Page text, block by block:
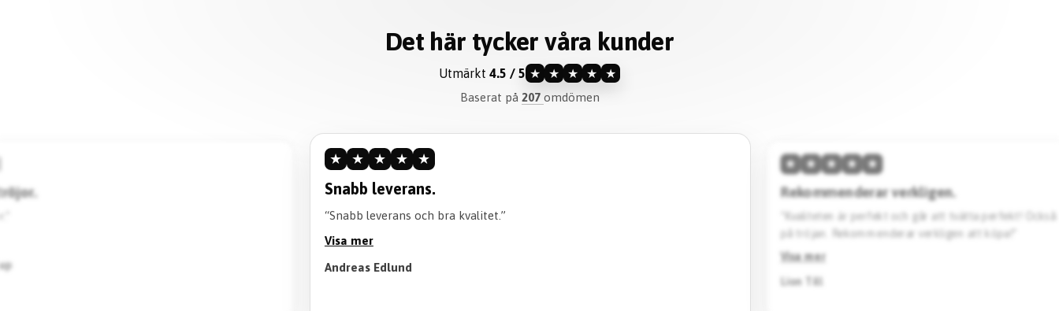
Det här tycker våra kunder
Utmärkt 4.5 / 5 ★ ★ ★ ★ ★
Baserat på 207 omdömen
★ ★ ★ ★ ★
Rekommenderar verkligen.
“Kvaliteten är perfekt och går att tvätta perfekt! Också en bra tid att vänta
på tröjan. Rekommenderar verkligen att köpa!”
★ ★ ★ ★ ★
Hög kvalitet & skön passform.
“Den här tröjan imponerar med sin höga kvalitet och
Designen är stilren. Jag köpte en svart Barcelona
Rekommenderar starkt.”
Visa mer